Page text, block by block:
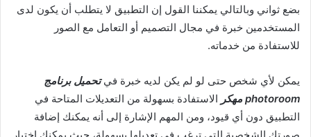
بضع ثواني وبالتالي يمكننا القول إن التطبيق لا يتطلب أن يكون لدى
المستخدمين خبرة في مجال التصميم أو التعامل مع الصور
للاستفادة من خدماته.
يمكن لأي شخص حتى لو لم يكن لديه خبرة فيتحميل برنامج
photoroom مهكر
الاستفادة بسهولة من التعديلات المتاحة في
التطبيق دون أي قيود، ومن المهم الإشارة إلى أنه يمكنك إضافة